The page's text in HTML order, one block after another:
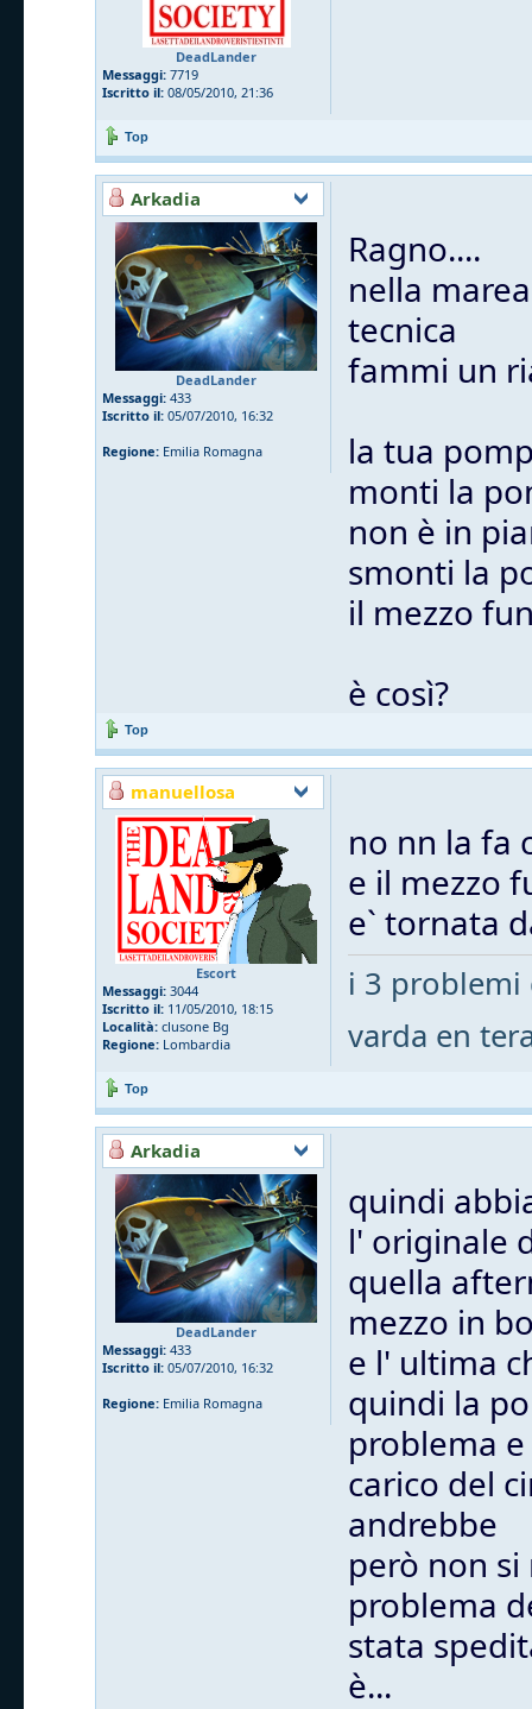
DeadLander
Messaggi: 7719
Iscritto il: 08/05/2010, 21:36
Top
Arkadia
DeadLander
Messaggi: 433
Iscritto il: 05/07/2010, 16:32
Regione: Emilia Romagna
Ragno....
nella
tecnica
fammi un
la tua
monti la
non è in
smonti la
il mezzo
è così?
Top
manuellosa
Escort
Messaggi: 3044
Iscritto il: 11/05/2010, 18:15
Località: clusone Bg
Regione: Lombardia
no nn la fa
e il mezzo
e` tornata
i 3 problemi
varda en
Top
Arkadia
DeadLander
Messaggi: 433
Iscritto il: 05/07/2010, 16:32
Regione: Emilia Romagna
quindi
l' originale
quella
mezzo in
e l' ultima
quindi la
problema
carico del
andrebbe
però non si
problema
stata
è...